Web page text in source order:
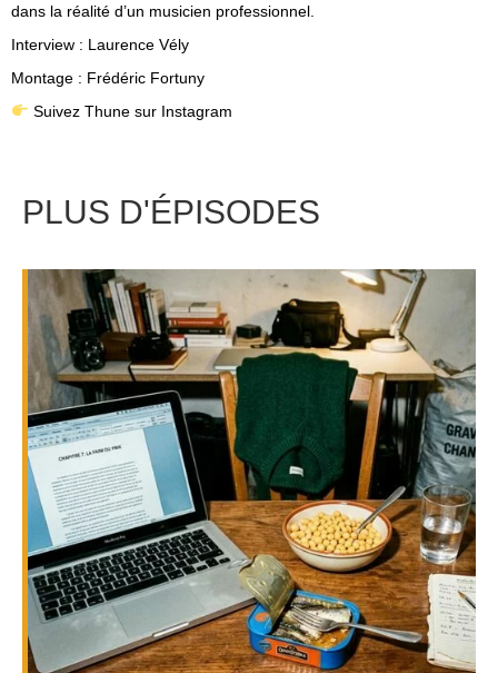
dans la réalité d’un musicien professionnel.
Interview : Laurence Vély
Montage : Frédéric Fortuny
Suivez Thune sur Instagram
PLUS D'ÉPISODES